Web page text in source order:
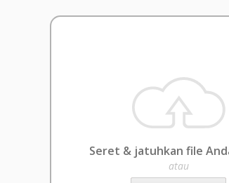
Seret & jatuhkan file
atau